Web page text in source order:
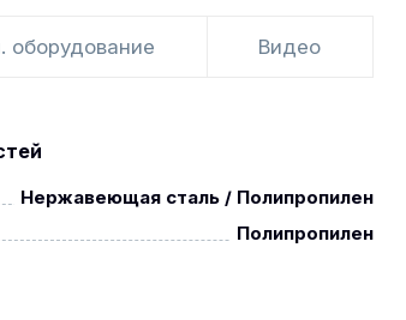
оборудование Видео
Нержавеющая сталь / Полипропилен
Полипропилен